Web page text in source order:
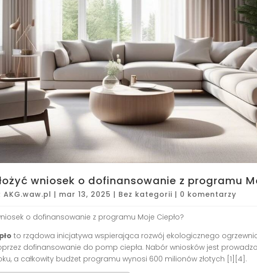
wniosek o dofinansowanie z programu
AKG.waw.pl | mar 13, 2025 | Bez kategorii | 0 komentarzy
o dofinansowanie z programu Moje Ciepło?
to rządowa inicjatywa wspierająca rozwój ekologicznego
dofinansowanie do pomp ciepła. Nabór wniosków jest
a całkowity budżet programu wynosi 600 milionów złotych [1][4].